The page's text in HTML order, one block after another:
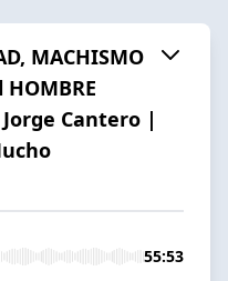
MACHISMO
HOMBRE
Cantero |
55:53